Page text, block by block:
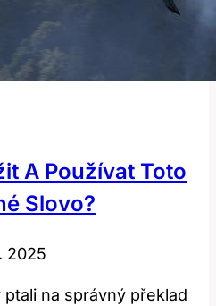
A Používat Toto
Slovo?
2025
na správný překlad